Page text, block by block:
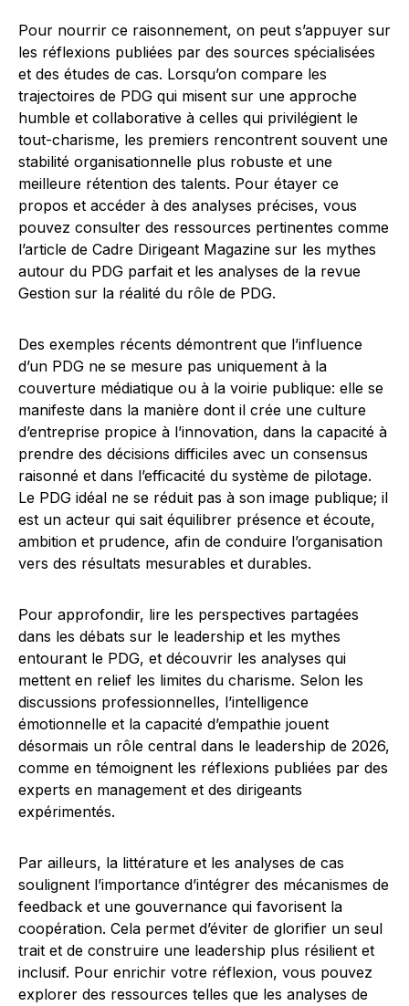
Pour nourrir ce raisonnement, on peut s’appuyer sur
les réflexions publiées par des sources spécialisées
et des études de cas. Lorsqu’on compare les
trajectoires de PDG qui misent sur une approche
humble et collaborative à celles qui privilégient le
tout-charisme, les premiers rencontrent souvent une
stabilité organisationnelle plus robuste et une
meilleure rétention des talents. Pour étayer ce
propos et accéder à des analyses précises, vous
pouvez consulter des ressources pertinentes comme
l’article de Cadre Dirigeant Magazine sur les mythes
autour du PDG parfait et les analyses de la revue
Gestion sur la réalité du rôle de PDG.
Des exemples récents démontrent que l’influence
d’un PDG ne se mesure pas uniquement à la
couverture médiatique ou à la voirie publique: elle se
manifeste dans la manière dont il crée une culture
d’entreprise propice à l’innovation, dans la capacité à
prendre des décisions difficiles avec un consensus
raisonné et dans l’efficacité du système de pilotage.
Le PDG idéal ne se réduit pas à son image publique; il
est un acteur qui sait équilibrer présence et écoute,
ambition et prudence, afin de conduire l’organisation
vers des résultats mesurables et durables.
Pour approfondir, lire les perspectives partagées
dans les débats sur le leadership et les mythes
entourant le PDG, et découvrir les analyses qui
mettent en relief les limites du charisme. Selon les
discussions professionnelles, l’intelligence
émotionnelle et la capacité d’empathie jouent
désormais un rôle central dans le leadership de 2026,
comme en témoignent les réflexions publiées par des
experts en management et des dirigeants
expérimentés.
Par ailleurs, la littérature et les analyses de cas
soulignent l’importance d’intégrer des mécanismes de
feedback et une gouvernance qui favorisent la
coopération. Cela permet d’éviter de glorifier un seul
trait et de construire une leadership plus résilient et
inclusif. Pour enrichir votre réflexion, vous pouvez
explorer des ressources telles que les analyses de